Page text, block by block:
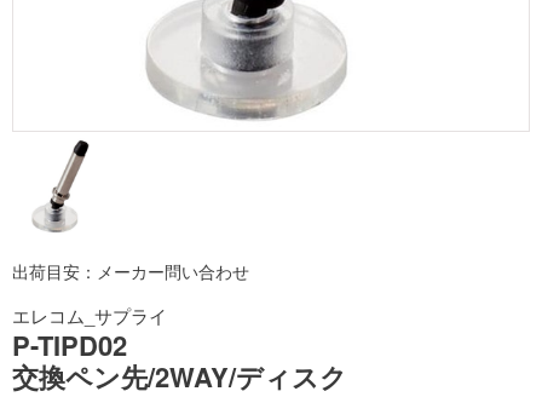
出荷目安：メーカー問い合わせ
エレコム_サプライ
P-TIPD02
交換ペン先/2WAY/ディスク